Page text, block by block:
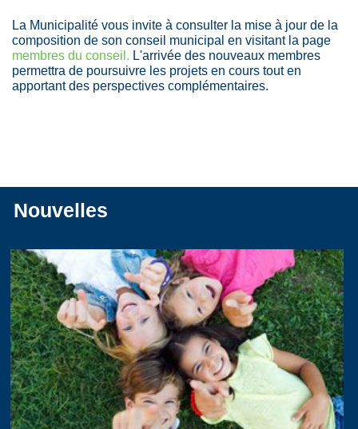
La Municipalité vous invite à consulter la mise à jour de la
composition de son conseil municipal en visitant la page
membres du conseil. L'arrivée des nouveaux membres
permettra de poursuivre les projets en cours tout en
apportant des perspectives complémentaires.
Nouvelles